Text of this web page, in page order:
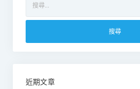
關
字:
近期文章